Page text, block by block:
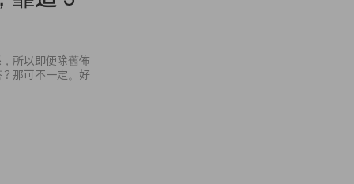
所以即便除舊佈
那可不一定。好